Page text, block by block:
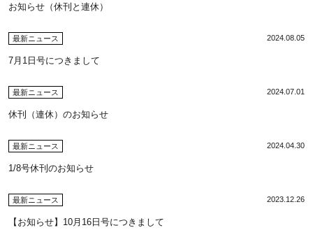
お知らせ（休刊と連休）
最新ニュース 2024.08.05
7月1日号につきまして
最新ニュース 2024.07.01
休刊（連休）のお知らせ
最新ニュース 2024.04.30
1/8号休刊のお知らせ
最新ニュース 2023.12.26
【お知らせ】10月16日号につきまして